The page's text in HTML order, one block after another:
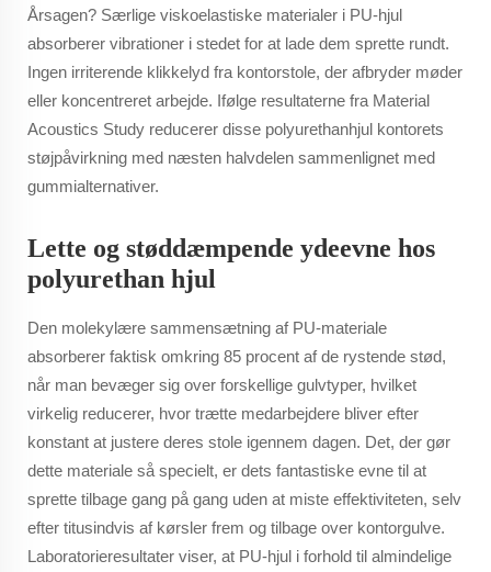
Årsagen? Særlige viskoelastiske materialer i PU-hjul
absorberer vibrationer i stedet for at lade dem sprette rundt.
Ingen irriterende klikkelyd fra kontorstole, der afbryder møder
eller koncentreret arbejde. Ifølge resultaterne fra Material
Acoustics Study reducerer disse polyurethanhjul kontorets
støjpåvirkning med næsten halvdelen sammenlignet med
gummialternativer.
Lette og støddæmpende ydeevne hos
polyurethan hjul
Den molekylære sammensætning af PU-materiale
absorberer faktisk omkring 85 procent af de rystende stød,
når man bevæger sig over forskellige gulvtyper, hvilket
virkelig reducerer, hvor trætte medarbejdere bliver efter
konstant at justere deres stole igennem dagen. Det, der gør
dette materiale så specielt, er dets fantastiske evne til at
sprette tilbage gang på gang uden at miste effektiviteten, selv
efter titusindvis af kørsler frem og tilbage over kontorgulve.
Laboratorieresultater viser, at PU-hjul i forhold til almindelige